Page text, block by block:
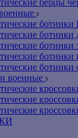
берцы
ботинки
ботинки
ботинки
ботинки
ботинки
военные